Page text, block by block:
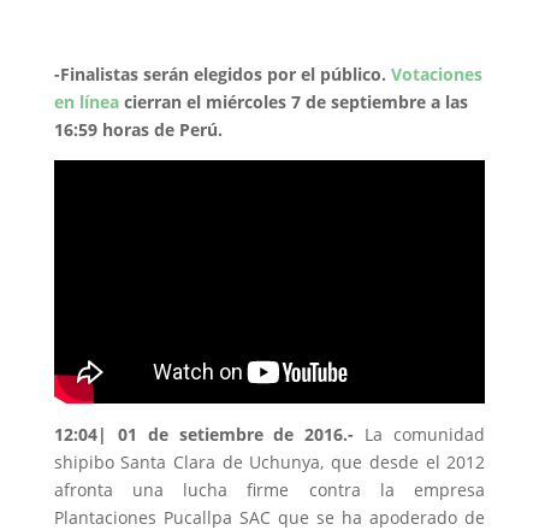
-Finalistas serán elegidos por el público. Votaciones
en líneacierran el miércoles 7 de septiembre a las
16:59 horas de Perú.
12:04| 01 de setiembre de 2016.- La comunidad
shipibo Santa Clara de Uchunya, que desde el 2012
afronta una lucha firme contra la empresa
Plantaciones Pucallpa SAC que se ha apoderado de